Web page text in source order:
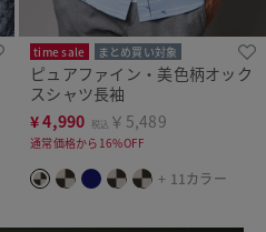
time sale まとめ買い対象
ピュアファイン・美色柄オック
スシャツ長袖
¥4,990 税込 ￥5,489
通常価格から16%OFF
+ 11カラー